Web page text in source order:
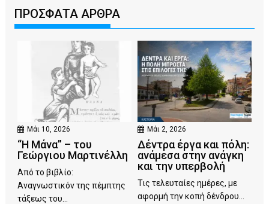
ΠΡΟΣΦΑΤΑ ΑΡΘΡΑ
Μάι 10, 2026
“Η Μάνα” – του
Γεώργιου Μαρτινέλλη
Από το βιβλίο:
Αναγνωστικόν της πέμπτης
τάξεως του...
Μάι 2, 2026
Δέντρα έργα και πόλη:
ανάμεσα στην ανάγκη
και την υπερβολή
Τις τελευταίες ημέρες, με
αφορμή την κοπή δένδρου...